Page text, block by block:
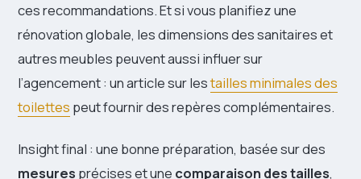
ces recommandations. Et si vous planifiez une
rénovation globale, les dimensions des sanitaires et
autres meubles peuvent aussi influer sur
l’agencement : un article sur lestailles minimales des
toilettes peut fournir des repères complémentaires.
Insight final : une bonne préparation, basée sur des
mesures précises et une comparaison des tailles,